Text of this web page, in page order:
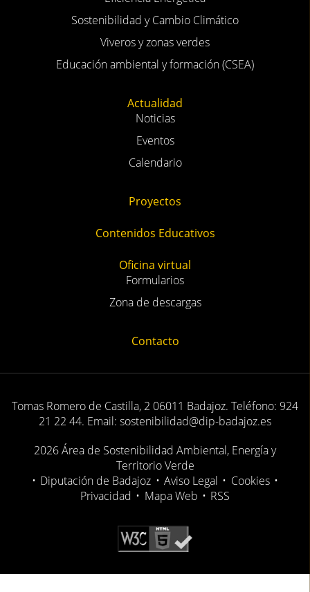
Sostenibilidad y Cambio Climático
Viveros y zonas verdes
Educación ambiental y formación (CSEA)
Actualidad
Noticias
Eventos
Calendario
Proyectos
Contenidos Educativos
Oficina virtual
Formularios
Zona de descargas
Contacto
Tomas Romero de Castilla, 2 06011 Badajoz. Teléfono: 924
21 22 44. Email: sostenibilidad@dip-badajoz.es
2026 Área de Sostenibilidad Ambiental, Energía y
Territorio Verde
• Diputación de Badajoz • Aviso Legal • Cookies •
Privacidad • Mapa Web • RSS